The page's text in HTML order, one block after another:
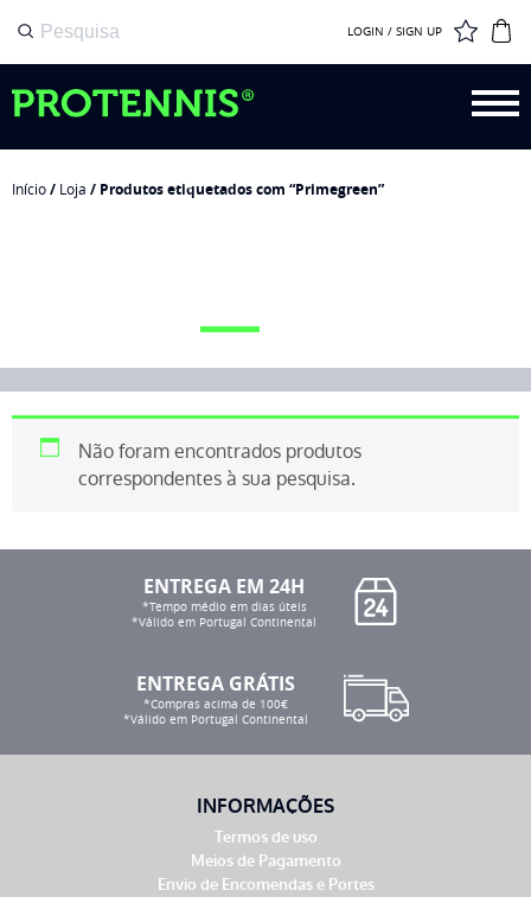
LOGIN / SIGN UP
Início/ Loja / Produtos etiquetados com “Primegreen”
Não foram encontrados produtos
correspondentes à sua pesquisa.
ENTREGA EM 24H
*Tempo médio em dias úteis
*Válido em Portugal Continental
ENTREGA GRÁTIS
*Compras acima de 100€
*Válido em Portugal Continental
INFORMAÇÕES
Termos de uso
Meios de Pagamento
Envio de Encomendas e Portes